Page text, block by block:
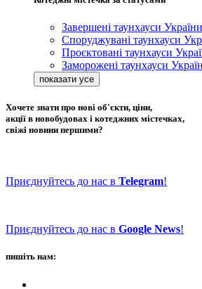
Завершені таунхауси України
Споруджувані таунхауси
Проєктовані таунхауси
Заморожені таунхауси
Хочете знати про нові об'єкти, ціни,
акції в новобудовах і котеджних містечках,
свіжі новини першими?
Приєднуйтесь до нас в Telegram!
Приєднуйтесь до нас в Google News!
пишіть нам: